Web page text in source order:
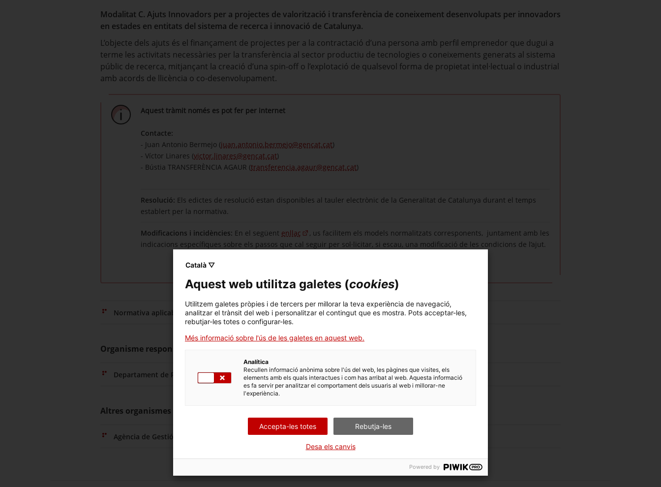
Modalitat C. Ajuts Innovadors per a projectes de valorització i transferència de coneixement desenvolupats per innovadors
en estades en entitats del sistema de recerca i innovació de Catalunya.
L’objecte dels ajuts és el finançament de projectes per a la contractació d’una persona amb perfil emprenedor que dugui a
terme les activitats necessàries per la transferència al sector productiu de tecnologies o coneixements generats al sistema
públic de recerca, mitjançant la creació d’una spin-off o l’explotació de qualsevol forma de propietat intel·lectual o industrial
amb acords de llicència o co-desenvolupament.
Aquest tràmit només es pot fer per internet
Contacte:
- Juan Antonio Bermejo (juan.antonio.bermejo@gencat.cat)
- Víctor Linares (victor.linares@gencat.cat)
- Bústia TRANSFERÈNCIA AGAUR (transferencia.agaur@gencat.cat)
Resolució: Els edictes de resolució estan disponibles al tauler electrònic de la Generalitat de Catalunya durant el temps
establert per la normativa.
Modificacions i incidències: En el següent enllaç
, us facilitem els models normalitzats corresponents, juntament amb les
indicacions específiques sobre els passos que cal seguir per sol·licitar, si escau, una modificació de les condicions de l’ajut.
Normativa aplicable
Organisme responsable
Departament de Recerca i Universitats
Altres organismes relacionats
Agència de Gestió d'Ajuts Universitaris i de Recerca (AGAUR)
Català ▽
Aquest web utilitza galetes (cookies)
Utilitzem galetes pròpies i de tercers per millorar la teva experiència de navegació,
analitzar el trànsit del web i personalitzar el contingut que es mostra. Pots acceptar-les,
rebutjar-les totes o configurar-les.
Més informació sobre l'ús de les galetes en aquest web.
Analítica
Recullen informació anònima sobre l'ús del web, les pàgines que visites, els
elements amb els quals interactues i com has arribat al web. Aquesta informació
es fa servir per analitzar el comportament dels usuaris al web i millorar-ne
l'experiència.
Accepta-les totes Rebutja-les
Desa els canvis
Powered by